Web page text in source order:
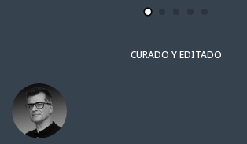
CURADO Y EDITADO